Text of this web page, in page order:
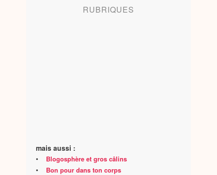
RUBRIQUES
mais aussi :
• Blogosphère et gros câlins
• Bon pour dans ton corps